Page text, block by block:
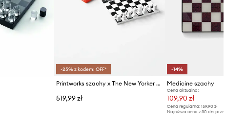
-25% z kodem: OFF*
Printworks szachy x The New Yorker 35 x 35 cm
519,99 zł
-14%
Medicine szachy
Cena aktualna:
109,90 zł
Cena regularna: 159,90 zł
Najniższa cena z 30 dni przed obniżką: